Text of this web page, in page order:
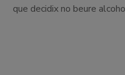
que decidix no beure